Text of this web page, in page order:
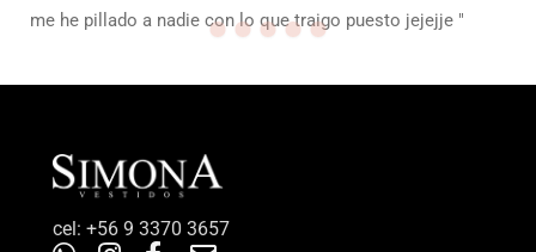
‎cel: +56 9 3370 3657